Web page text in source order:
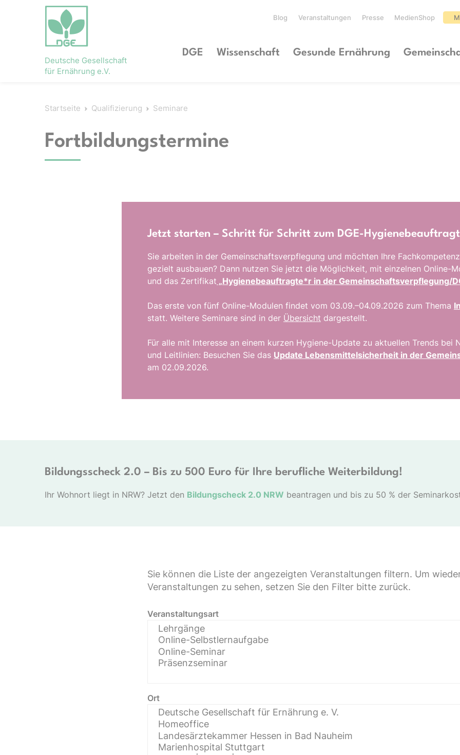
Deutsche Gesellschaft
für Ernährung e.V.
Blog Veranstaltungen Presse MedienShop
DGE Wissenschaft Gesunde Ernährung
Startseite Qualifizierung Seminare
Fortbildungstermine
Jetzt starten – Schritt für Schritt zum DGE-
Sie arbeiten in der Gemeinschaftsverpflegung und möchten Ihre
gezielt ausbauen? Dann nutzen Sie jetzt die Möglichkeit, mit einzelnen Online-
und das Zertifikat „Hygienebeauftragte*r in der Gemeinschaftsverpflegung/
Das erste von fünf Online-Modulen findet vom 03.09.–04.09.2026 zum Thema
statt. Weitere Seminare sind in der Übersicht dargestellt.
Für alle mit Interesse an einem kurzen Hygiene-Update zu aktuellen Trends bei
und Leitlinien: Besuchen Sie das Update Lebensmittelsicherheit in der
am 02.09.2026.
Bildungsscheck 2.0 – Bis zu 500 Euro für Ihre berufliche Weiterbildung!
Ihr Wohnort liegt in NRW? Jetzt den Bildungscheck 2.0 NRW beantragen und bis zu 50 % der
Sie können die Liste der angezeigten Veranstaltungen filtern. Um
Veranstaltungen zu sehen, setzen Sie den Filter bitte zurück.
Veranstaltungsart
Ort